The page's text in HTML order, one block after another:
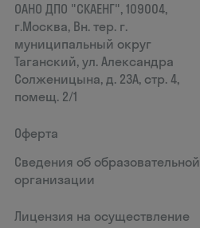
ОАНО ДПО "СКАЕНГ", 109004,
г.Москва, Вн. тер. г.
муниципальный округ
Таганский, ул. Александра
Солженицына, д. 23А, стр. 4,
помещ. 2/1
Оферта
Сведения об образовательной
организации
Лицензия на осуществление